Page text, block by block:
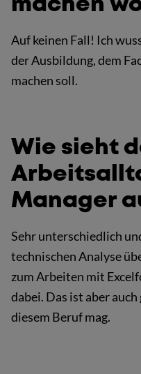
machen
Auf keinen Fall! Ich
der Ausbildung, dem
machen soll.
Wie sieht
Manager
Sehr unterschiedlich
technischen Analyse
zum Arbeiten mit
dabei. Das ist aber auch
diesem Beruf mag.